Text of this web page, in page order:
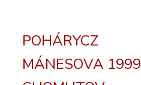
POHÁRYCZ
MÁNESOVA 1999